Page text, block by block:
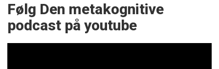
Følg Den metakognitive
podcast på youtube